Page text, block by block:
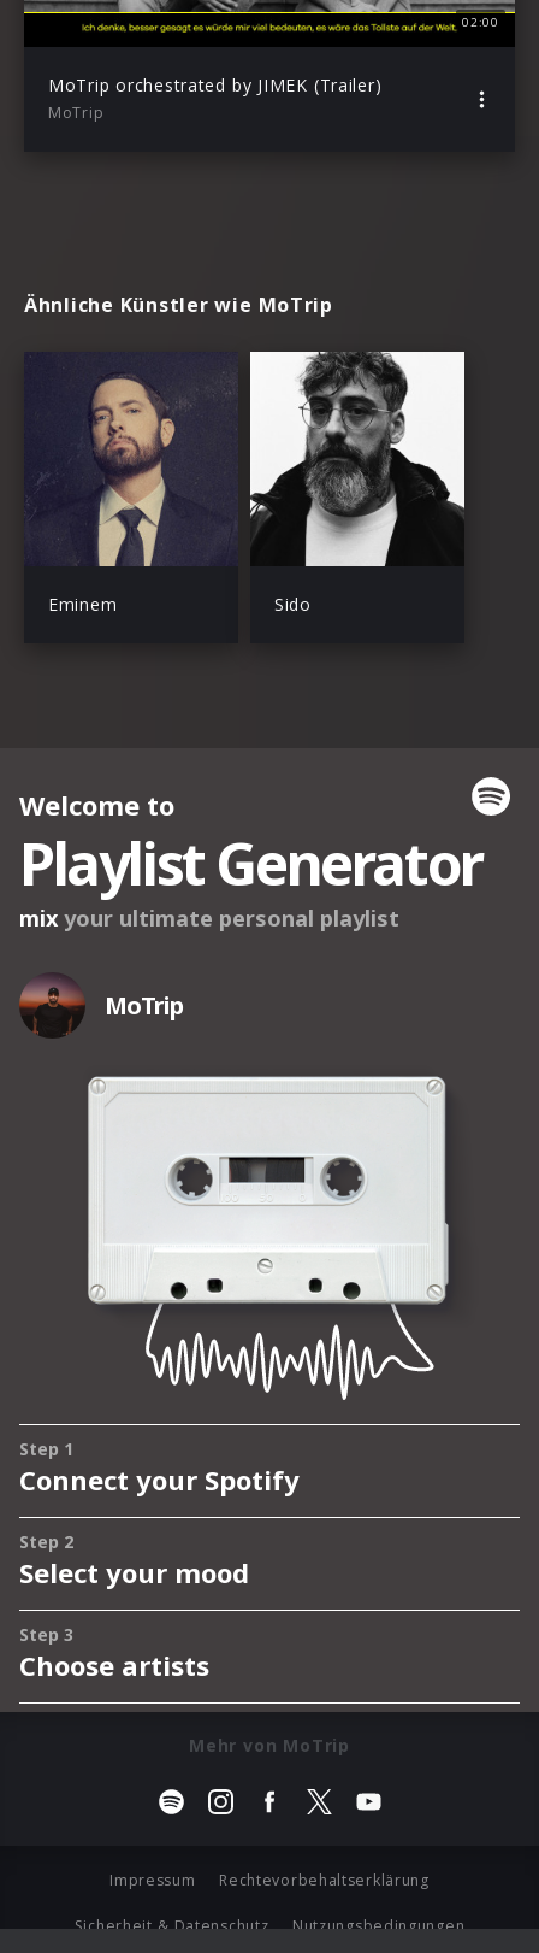
02:00
MoTrip orchestrated by JIMEK (Trailer)
MoTrip
Ähnliche Künstler wie MoTrip
Eminem Sido
Mehr von MoTrip
Impressum Rechtevorbehaltserklärung
Sicherheit & Datenschutz Nutzungsbedingungen